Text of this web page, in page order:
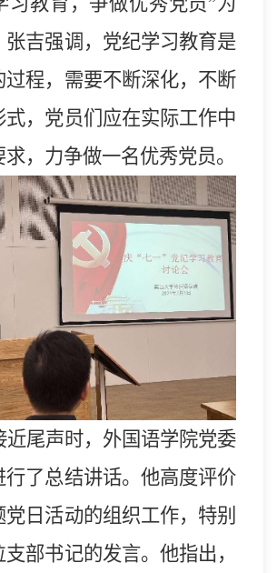
张吉强调，党纪学习教育是
过程，需要不断深化，不断
式，党员们应在实际工作中
，力争做一名优秀党员。
近尾声时，外国语学院党委
行了总结讲话。他高度评价
党日活动的组织工作，特别
部书记的发言。他指出，